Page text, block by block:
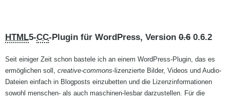
HTML5-CC-Plugin für WordPress, Version 0.6 0.6.2
Seit einiger Zeit schon bastele ich an einem WordPress-Plugin, das es
ermöglichen soll, creative-commons-lizenzierte Bilder, Videos und Audio-
Dateien einfach in Blogposts einzubetten und die Lizenzinformationen
sowohl menschen- als auch maschinen-lesbar darzustellen. Für die